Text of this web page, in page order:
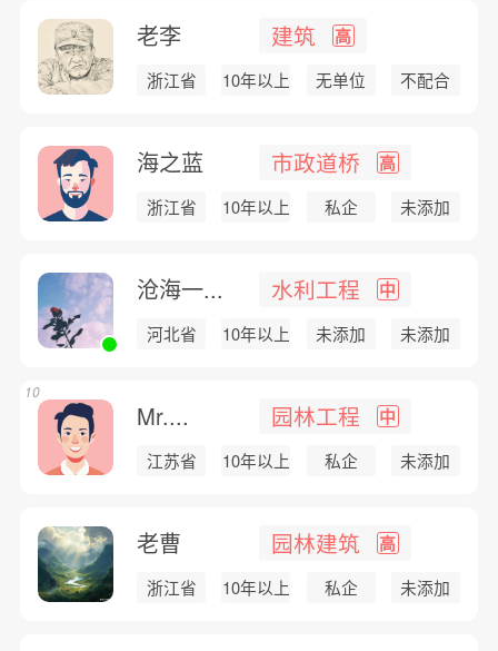
老李 建筑 高
浙江省 10年以上 无单位 不配合
海之蓝 市政道桥 高
浙江省 10年以上 私企 未添加
沧海一... 水利工程 中
河北省 10年以上 未添加 未添加
Mr.... 园林工程 中
江苏省 10年以上 私企 未添加
10
老曹 园林建筑 高
浙江省 10年以上 私企 未添加